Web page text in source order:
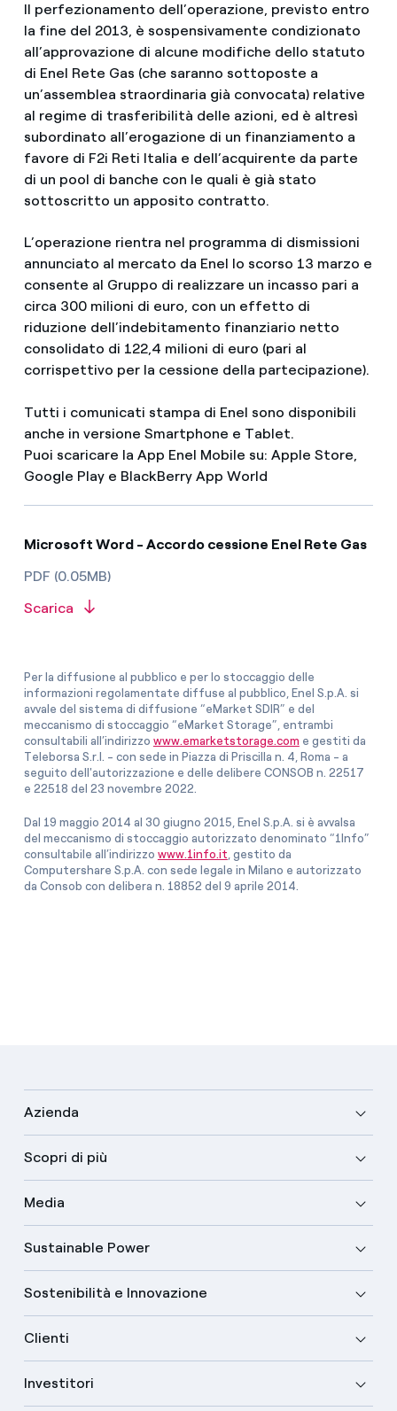
Il perfezionamento dell’operazione, previsto entro
la fine del 2013, è sospensivamente condizionato
all’approvazione di alcune modifiche dello statuto
di Enel Rete Gas (che saranno sottoposte a
un’assemblea straordinaria già convocata) relative
al regime di trasferibilità delle azioni, ed è altresì
subordinato all’erogazione di un finanziamento a
favore di F2i Reti Italia e dell’acquirente da parte
di un pool di banche con le quali è già stato
sottoscritto un apposito contratto.
L’operazione rientra nel programma di dismissioni
annunciato al mercato da Enel lo scorso 13 marzo e
consente al Gruppo di realizzare un incasso pari a
circa 300 milioni di euro, con un effetto di
riduzione dell’indebitamento finanziario netto
consolidato di 122,4 milioni di euro (pari al
corrispettivo per la cessione della partecipazione).
Tutti i comunicati stampa di Enel sono disponibili
anche in versione Smartphone e Tablet.
Puoi scaricare la App Enel Mobile su: Apple Store,
Google Play e BlackBerry App World
Microsoft Word - Accordo cessione Enel Rete Gas
PDF (0.05MB)
Scarica
Per la diffusione al pubblico e per lo stoccaggio delle
informazioni regolamentate diffuse al pubblico, Enel S.p.A. si
avvale del sistema di diffusione “eMarket SDIR” e del
meccanismo di stoccaggio “eMarket Storage”, entrambi
consultabili all’indirizzo www.emarketstorage.com e gestiti da
Teleborsa S.r.l. - con sede in Piazza di Priscilla n. 4, Roma - a
seguito dell'autorizzazione e delle delibere CONSOB n. 22517
e 22518 del 23 novembre 2022.
Dal 19 maggio 2014 al 30 giugno 2015, Enel S.p.A. si è avvalsa
del meccanismo di stoccaggio autorizzato denominato “1Info”
consultabile all’indirizzo www.1info.it , gestito da
Computershare S.p.A. con sede legale in Milano e autorizzato
da Consob con delibera n. 18852 del 9 aprile 2014.
Azienda
Scopri di più
Media
Sustainable Power
Sostenibilità e Innovazione
Clienti
Investitori